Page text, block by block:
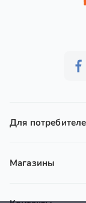
Для
Магазины